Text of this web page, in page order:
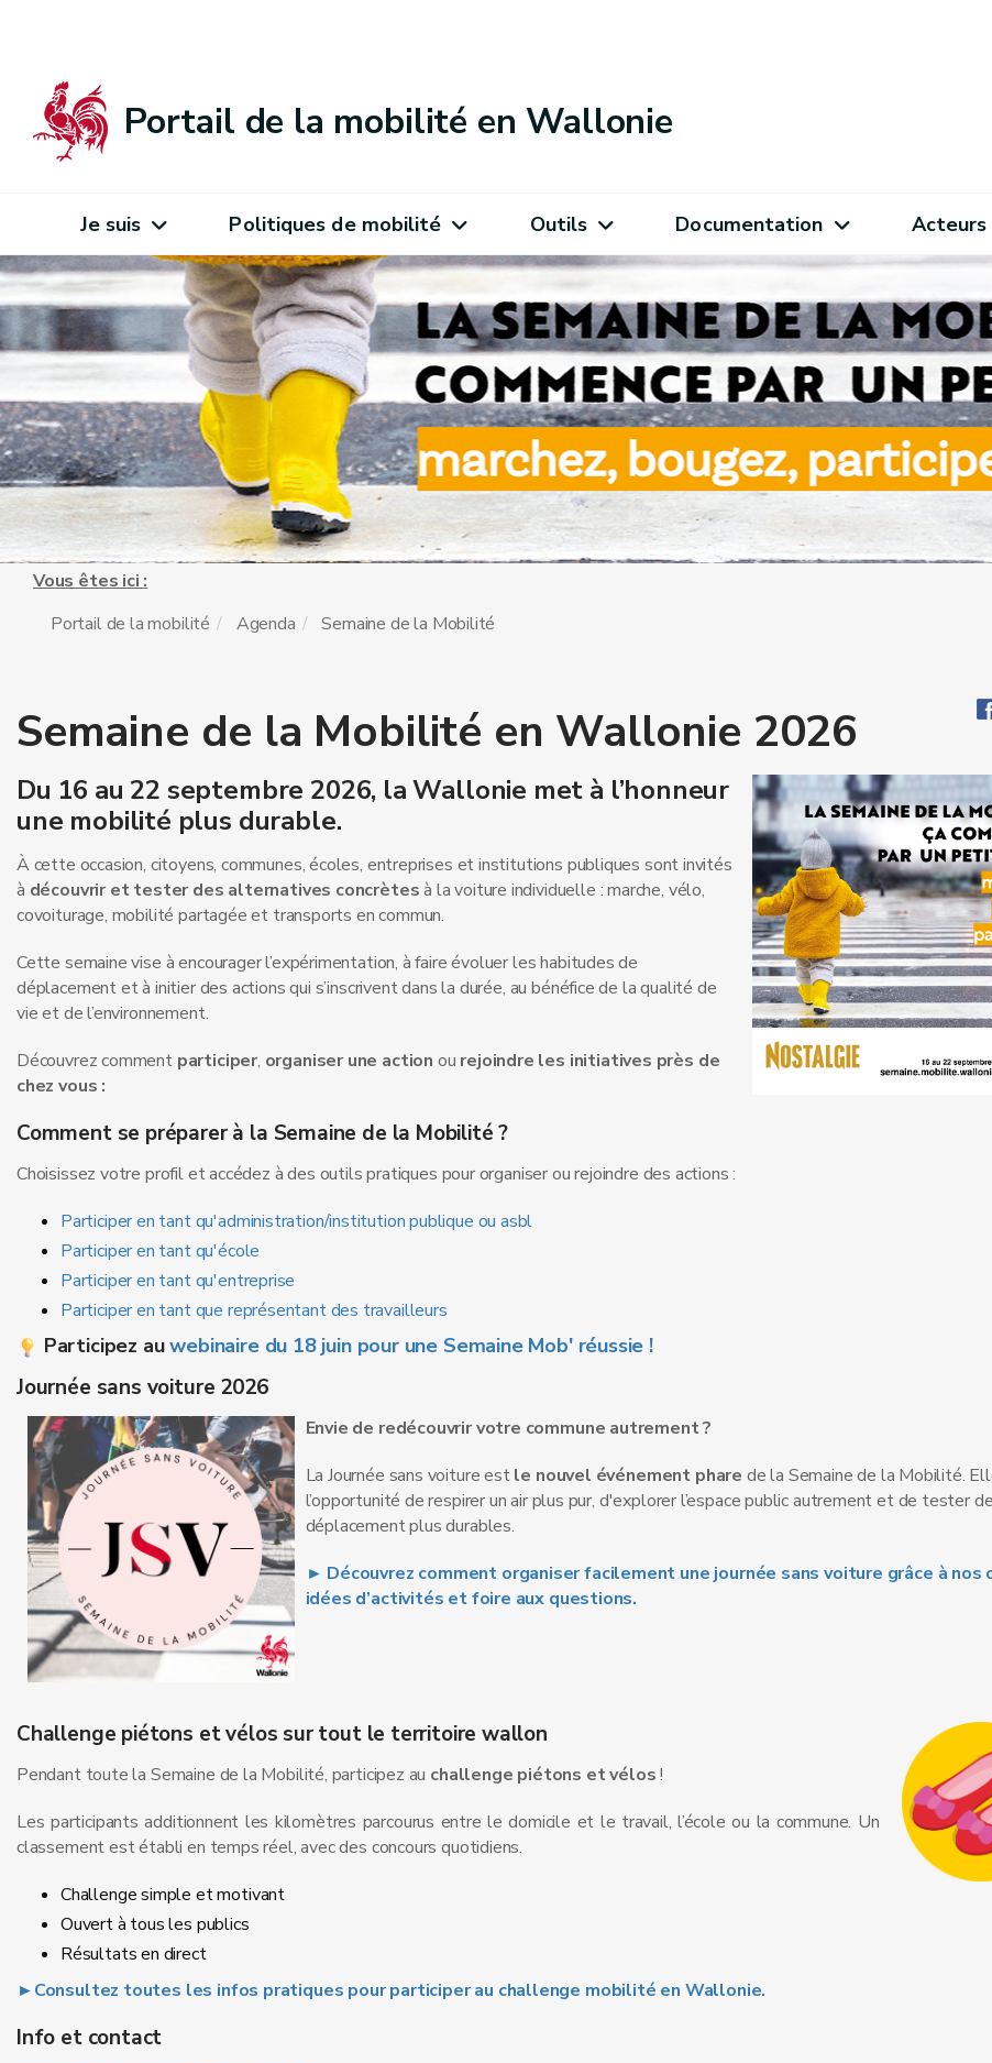
Portail de la mobilité en Wallonie
Je suis Politiques de mobilité Outils Documentation Acteurs
Vous êtes ici :
Portail de la mobilité
Agenda Semaine de la Mobilité
Semaine de la Mobilité en Wallonie 2026
Du 16 au 22 septembre 2026, la Wallonie met à l’honneur
une mobilité plus durable.
À cette occasion, citoyens, communes, écoles, entreprises et institutions publiques sont invités
à découvrir et tester des alternatives concrètesà la voiture individuelle : marche, vélo,
covoiturage, mobilité partagée et transports en commun.
Cette semaine vise à encourager l’expérimentation, à faire évoluer les habitudes de
déplacement et à initier des actions qui s’inscrivent dans la durée, au bénéfice de la qualité de
vie et de l’environnement.
Découvrez comment participer, organiser une action ou rejoindre les initiatives près de
chez vous :
Comment se préparer à la Semaine de la Mobilité ?
Choisissez votre profil et accédez à des outils pratiques pour organiser ou rejoindre des actions :
Participer en tant qu'administration/institution publique ou asbl
Participer en tant qu'école
Participer en tant qu'entreprise
Participer en tant que représentant des travailleurs
Participez auwebinaire du 18 juin pour une Semaine Mob' réussie !
Journée sans voiture 2026
Envie de redécouvrir votre commune autrement ?
La Journée sans voiture estle nouvel événement phare de la Semaine de la Mobilité.
l’opportunité de respirer un air plus pur, d'explorer l’espace public autrement et de tester
déplacement plus durables.
► Découvrez comment organiser facilement une journée sans voiture grâce à nos
idées d’activités et foire aux questions.
Challenge piétons et vélos sur tout le territoire wallon
Pendant toute la Semaine de la Mobilité, participez au challenge piétons et vélos!
Les participants additionnent les kilomètres parcourus entre le domicile et le travail, l’école ou la commune. Un
classement est établi en temps réel, avec des concours quotidiens.
Challenge simple et motivant
Ouvert à tous les publics
Résultats en direct
►Consultez toutes les infos pratiques pour participer au challenge mobilité en Wallonie.
Info et contact